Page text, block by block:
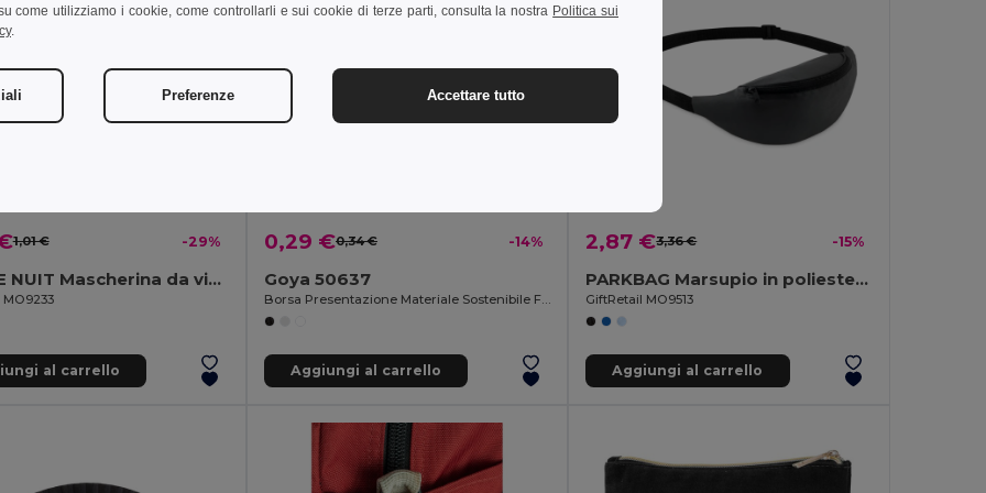
1,01 € -29%
BONNE NUIT Mascherina da viaggio
al carrello
0,29 €0,34 € -14%
Goya 50637
Borsa Presentazione Materiale Sostenibile Finitura Opaca FRAME
Aggiungi al carrello
2,87 €3,36 € -15%
PARKBAG Marsupio in poliestere 210D
GiftRetail MO9513
Aggiungi al carrello
come utilizziamo i cookie, come controllarli e sui cookie di terze parti, consulta la nostra Politica sui
.
Preferenze Accettare tutto